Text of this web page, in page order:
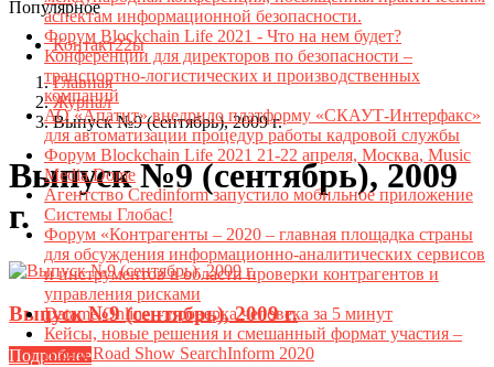
Популярное
аспектам информационной безопасности.
Форум Blockchain Life 2021 - Что на нем будет?
Конференции для директоров по безопасности –
транспортно-логистических и производственных
компаний
АО «Апатит» внедрило платформу «СКАУТ-Интерфакс»
для автоматизации процедур работы кадровой службы
Форум Blockchain Life 2021 21-22 апреля, Москва, Music
Media Dome
Агентство Credinform запустило мобильное приложение
Системы Глобас!
Форум «Контрагенты – 2020 – главная площадка страны
для обсуждения информационно-аналитических сервисов
и инструментов в области проверки контрагентов и
управления рисками
Datame.Online – проверка человека за 5 минут
Кейсы, новые решения и смешанный формат участия –
итоги Road Show SearchInform 2020
Контакт22ы
Главная
Журнал
Выпуск №9 (сентябрь), 2009 г.
Выпуск №9 (сентябрь), 2009
г.
Выпуск №9 (сентябрь), 2009 г.
Подробнее